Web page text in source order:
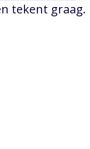
tekent graag.